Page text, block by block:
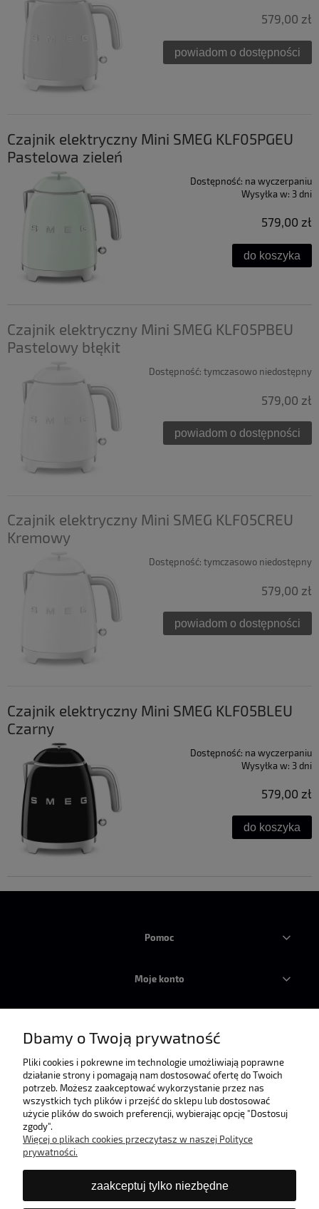
579,00 zł
powiadom o dostępności
Czajnik elektryczny Mini SMEG KLF05PGEU
Pastelowa zieleń
Dostępność: na wyczerpaniu
Wysyłka w: 3 dni
579,00 zł
do koszyka
Czajnik elektryczny Mini SMEG KLF05PBEU
Pastelowy błękit
Dostępność: tymczasowo niedostępny
579,00 zł
powiadom o dostępności
Czajnik elektryczny Mini SMEG KLF05CREU
Kremowy
Dostępność: tymczasowo niedostępny
579,00 zł
powiadom o dostępności
Czajnik elektryczny Mini SMEG KLF05BLEU
Czarny
Dostępność: na wyczerpaniu
Wysyłka w: 3 dni
579,00 zł
do koszyka
Pomoc
Moje konto
Informacje
O nas
Dbamy o Twoją prywatność
Pliki cookies i pokrewne im technologie umożliwiają poprawne
działanie strony i pomagają nam dostosować ofertę do Twoich
potrzeb. Możesz zaakceptować wykorzystanie przez nas
wszystkich tych plików i przejść do sklepu lub dostosować
użycie plików do swoich preferencji, wybierając opcję "Dostosuj
zgody".
Więcej o plikach cookies przeczytasz w naszej Polityce
prywatności.
zaakceptuj tylko niezbędne